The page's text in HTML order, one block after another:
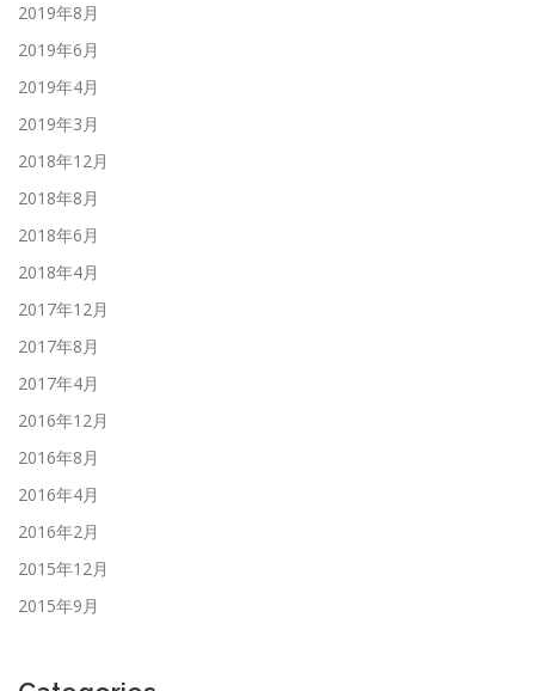
2019年8月
2019年6月
2019年4月
2019年3月
2018年12月
2018年8月
2018年6月
2018年4月
2017年12月
2017年8月
2017年4月
2016年12月
2016年8月
2016年4月
2016年2月
2015年12月
2015年9月